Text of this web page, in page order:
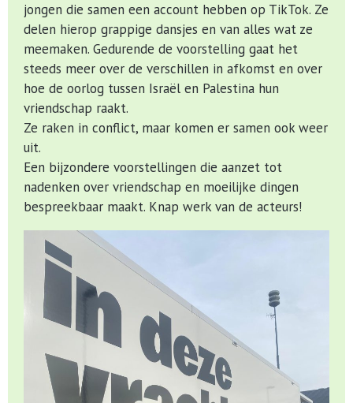
jongen die samen een account hebben op TikTok. Ze
delen hierop grappige dansjes en van alles wat ze
meemaken. Gedurende de voorstelling gaat het
steeds meer over de verschillen in afkomst en over
hoe de oorlog tussen Israël en Palestina hun
vriendschap raakt.
Ze raken in conflict, maar komen er samen ook weer
uit.
Een bijzondere voorstellingen die aanzet tot
nadenken over vriendschap en moeilijke dingen
bespreekbaar maakt. Knap werk van de acteurs!